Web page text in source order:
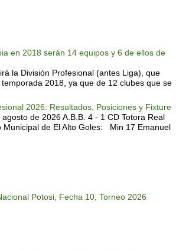
en 2018 serán 14 equipos y 6 de ellos de
la División Profesional (antes Liga), que
2018, ya que de 12 clubes que se
2026: Resultados, Posiciones y Fixture
de 2026 A.B.B. 4 - 1 CD Totora Real
Municipal de El Alto Goles: Min 17 Emanuel
Potosi, Fecha 10, Torneo 2026